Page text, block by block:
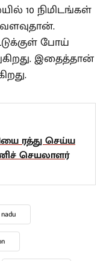
10 நிமிடங்கள்
போய்
இதைத்தான்
ரத்து செய்ய
செயலாளர்